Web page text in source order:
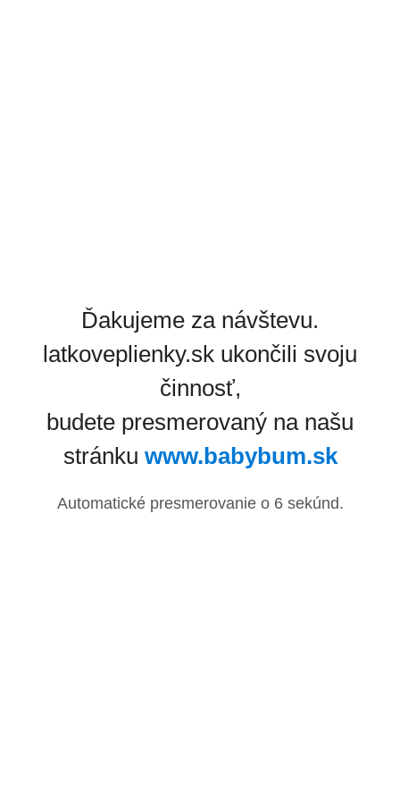
Ďakujeme za návštevu.
latkoveplienky.sk ukončili svoju
činnosť,
budete presmerovaný na našu
stránku www.babybum.sk
Automatické presmerovanie o 6sekúnd.